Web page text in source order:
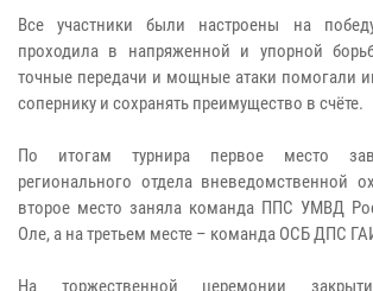
Все участники были настроены на
проходила в напряженной и упорной
точные передачи и мощные атаки помогали
сопернику и сохранять преимущество в счёте.
По итогам турнира первое место
регионального отдела вневедомственной
второе место заняла команда ППС УМВД
Оле, а на третьем месте – команда ОСБ ДПС
На торжественной церемонии